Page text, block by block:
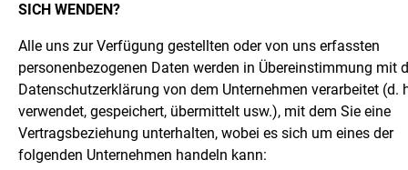
SICH WENDEN?
Alle uns zur Verfügung gestellten oder von uns erfassten
personenbezogenen Daten werden in Übereinstimmung mit
Datenschutzerklärung von dem Unternehmen verarbeitet (d.
verwendet, gespeichert, übermittelt usw.), mit dem Sie eine
Vertragsbeziehung unterhalten, wobei es sich um eines der
folgenden Unternehmen handeln kann: